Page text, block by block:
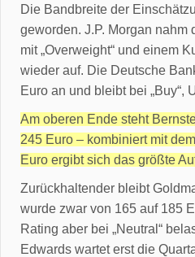
Die Bandbreite der
geworden. J.P. Morgan nahm
mit „Overweight“ und einem
wieder auf. Die Deutsche
Euro an und bleibt bei „Buy“,
Am oberen Ende steht
245 Euro – kombiniert mit
Euro ergibt sich das größte
Zurückhaltender bleibt
wurde zwar von 165 auf 185
Rating aber bei „Neutral“
Edwards wartet erst die